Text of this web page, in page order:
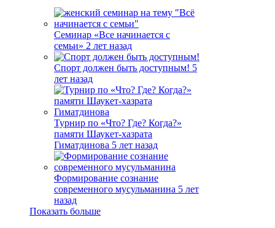
Семинар «Все начинается с
семьи» 2 лет назад
Спорт должен быть доступным! 5
лет назад
Турнир по «Что? Где? Когда?»
памяти Шаукет-хазрата
Гиматдинова 5 лет назад
Формирование сознание
современного мусульманина 5 лет
назад
Показать больше